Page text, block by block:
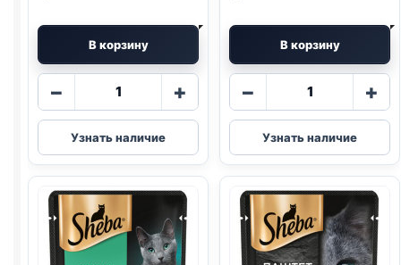
В корзину
−
Количество
Sheba
Nature's
(УТКА
И
ЯБЛОКО)
75г
+
Узнать наличие
В корзину
−
Количество
Sheba
Nature's
(КУРИЦА,
ПЕРЕЦ)
+
Узнать наличие